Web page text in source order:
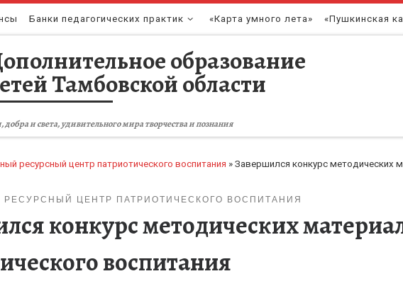
Банки педагогических практик «Карта умного лета» «Пушкинская
образование
Тамбовской области
и света, удивительного мира творчества и познания
ресурсный центр патриотического воспитания » Завершился конкурс методических
ЦЕНТР ПАТРИОТИЧЕСКОГО ВОСПИТАНИЯ
конкурс методических
воспитания